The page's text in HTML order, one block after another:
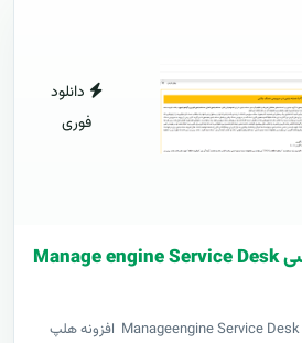
دانلود
فوری
افزونه هلپ کارت فارسی Manage engine Service Desk
افزونه هلپ کارت فارسی Manageengine Service Desk plus افزونه هلپ